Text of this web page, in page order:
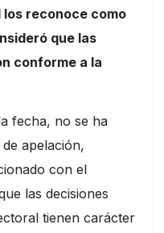
reconoce como
que las
conforme a la
fecha, no se ha
apelación,
con el
las decisiones
tienen carácter